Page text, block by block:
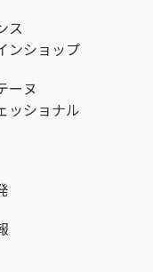
ス
ンショップ
ーヌ
ッショナル